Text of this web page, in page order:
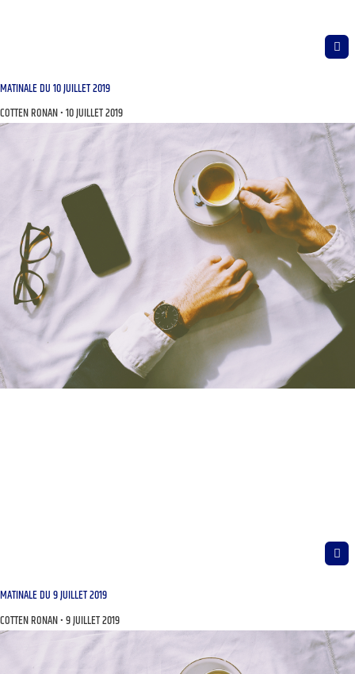
MATINALE DU 10 JUILLET 2019
COTTEN RONAN 10 JUILLET 2019
MATINALE DU 9 JUILLET 2019
COTTEN RONAN 9 JUILLET 2019